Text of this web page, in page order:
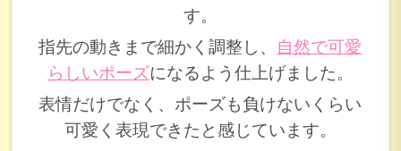
す。
指先の動きまで細かく調整し、 自然で可愛
らしいポーズになるよう仕上げました。
表情だけでなく、ポーズも負けないくらい
可愛く表現できたと感じています。